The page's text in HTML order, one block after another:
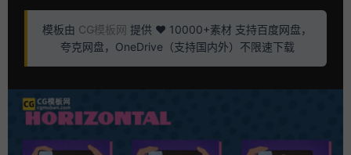
模板由 CG模板网 提供 ❤️ 10000+素材 支持百度网盘，
夸克网盘，OneDrive（支持国内外）不限速下载